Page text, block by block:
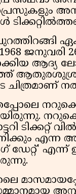
ജനുവരി
ആദ്യ
ചിത്രമാണ്
ടിക്കറ്റ്
എന്ന
ഡേറ്റ്' എന്ന്